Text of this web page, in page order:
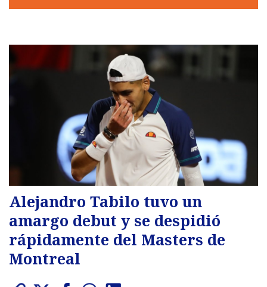
Alejandro Tabilo tuvo un
amargo debut y se despidió
rápidamente del Masters de
Montreal